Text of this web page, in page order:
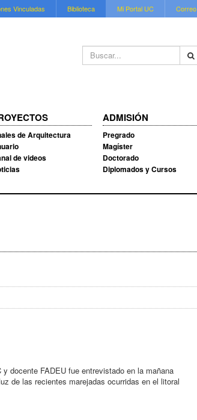
Vinculadas Biblioteca Mi Portal UC Correo
Buscar...
de Arquitectura
de videos
ADMISIÓN
Pregrado
Magíster
Doctorado
Diplomados y Cursos
docente FADEU fue entrevistado en la mañana
de las recientes marejadas ocurridas en el litoral